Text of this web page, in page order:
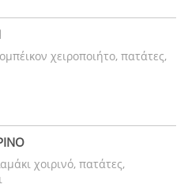
χειροποιήτο, πατάτες,
χοιρινό, πατάτες,